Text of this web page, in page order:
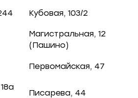
Кубовая, 103/2
Магистральная, 12
(Пашино)
Первомайская, 47
Писарева, 44
В корзину
в панировке,